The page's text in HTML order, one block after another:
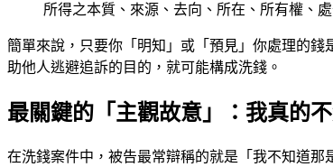
所得之本質、來源、去向、所在、所有權、
簡單來說，只要你「明知」或「預見」你處理的
助他人逃避追訴的目的，就可能構成洗錢。
最關鍵的「主觀故意」：我真的不
在洗錢案件中，被告最常辯稱的就是「我不知道